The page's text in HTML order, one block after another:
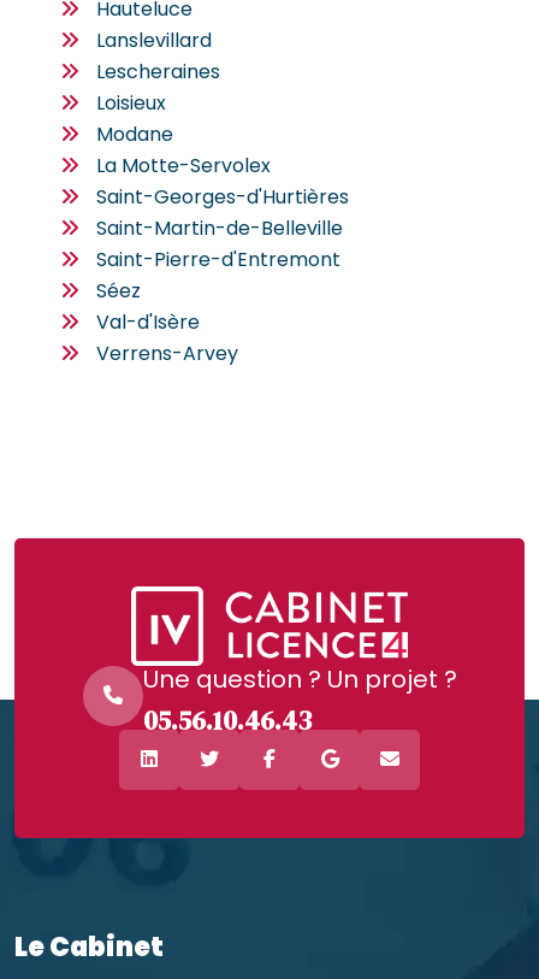
Hauteluce
Lanslevillard
Lescheraines
Loisieux
Modane
La Motte-Servolex
Saint-Georges-d'Hurtières
Saint-Martin-de-Belleville
Saint-Pierre-d'Entremont
Séez
Val-d'Isère
Verrens-Arvey
Une question ? Un projet ?
05.56.10.46.43
Le Cabinet